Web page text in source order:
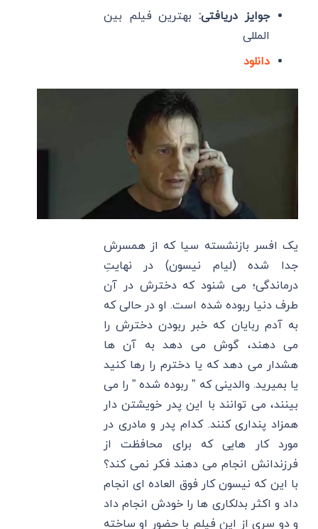
جوایز دریافتی: بهترین فیلم بین
المللی
دانلود
یک افسر بازنشسته سیا که از همسرش
جدا شده (لیام نیسون) در نهایتِ
درماندگی؛ می شنود که دخترش در آن
طرف دنیا ربوده شده است. او در حالی که
به آدم ربایان که خبر ربودن دخترش را
می دهند، گوش می دهد به آن ها
هشدار می دهد که یا دخترم را رها کنید
یا بمیرید. والدینی که ” ربوده شده ” را می
بینند، می توانند با این پدر خویشتن دار
همزاد پنداری کنند. کدام پدر و مادری در
مورد کار هایی که برای محافظت از
فرزندانش انجام می دهند فکر نمی کند؟
با این که نیسون کار فوق العاده ای انجام
داد و اکثر بدلکاری ها را خودش انجام داد
و دو سری از این فیلم با حضور او ساخته